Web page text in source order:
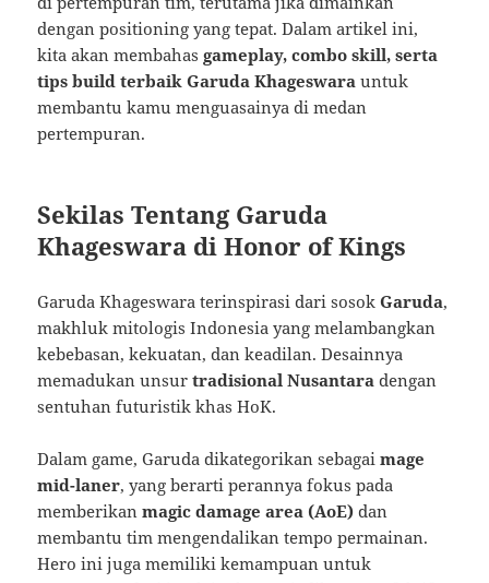
dengan positioning yang tepat. Dalam artikel ini,
kita akan membahasgameplay, combo skill, serta
tips build terbaik Garuda Khageswara untuk
membantu kamu menguasainya di medan
pertempuran.
Sekilas Tentang Garuda
Khageswara di Honor of Kings
Garuda Khageswara terinspirasi dari sosokGaruda,
makhluk mitologis Indonesia yang melambangkan
kebebasan, kekuatan, dan keadilan. Desainnya
memadukan unsurtradisional Nusantara dengan
sentuhan futuristik khas HoK.
Dalam game, Garuda dikategorikan sebagaimage
mid-laner, yang berarti perannya fokus pada
memberikanmagic damage area (AoE) dan
membantu tim mengendalikan tempo permainan.
Hero ini juga memiliki kemampuan untuk